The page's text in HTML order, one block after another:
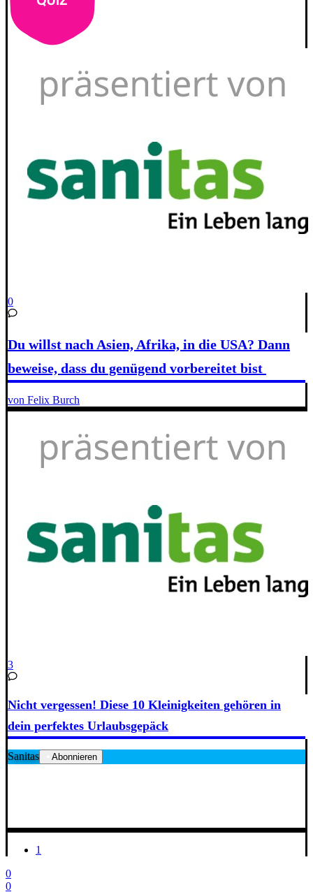
0
Du willst nach Asien, Afrika, in die USA? Dann
beweise, dass du genügend vorbereitet bist
von Felix Burch
3
Nicht vergessen! Diese 10 Kleinigkeiten gehören in
dein perfektes Urlaubsgepäck
Sanitas Abonnieren
1
0
0